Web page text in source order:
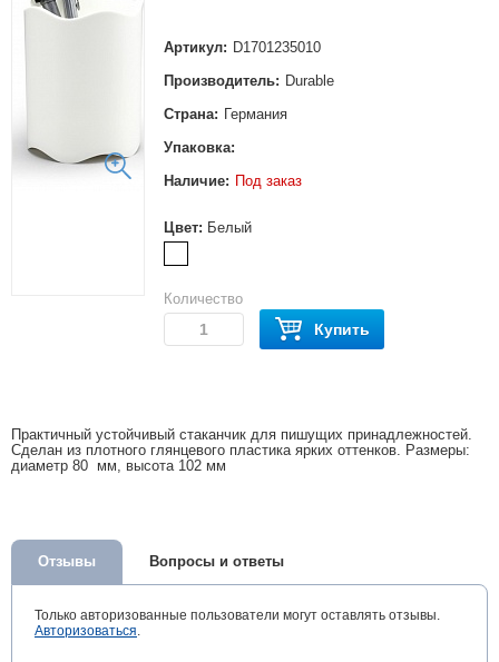
Артикул: D1701235010
Производитель: Durable
Страна: Германия
Упаковка:
Наличие: Под заказ
Цвет: Белый
Количество
Купить
Практичный устойчивый стаканчик для пишущих принадлежностей.
Сделан из плотного глянцевого пластика ярких оттенков. Размеры:
диаметр 80 мм, высота 102 мм
Отзывы Вопросы и ответы
Только авторизованные пользователи могут оставлять отзывы.
Авторизоваться.